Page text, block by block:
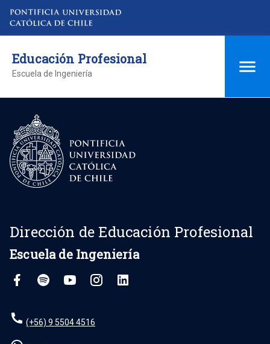
Educación Profesional
Escuela de Ingeniería
Dirección de Educación Profesional
Escuela de Ingeniería
(+56) 9 5504 4516